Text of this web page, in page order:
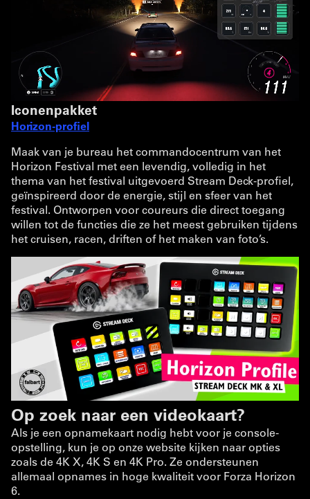
Iconenpakket
Horizon-profiel
Maak van je bureau het commandocentrum van het
Horizon Festival met een levendig, volledig in het
thema van het festival uitgevoerd Stream Deck-profiel,
geïnspireerd door de energie, stijl en sfeer van het
festival. Ontworpen voor coureurs die direct toegang
willen tot de functies die ze het meest gebruiken tijdens
het cruisen, racen, driften of het maken van foto’s.
Op zoek naar een videokaart?
Als je een opnamekaart nodig hebt voor je console-
opstelling, kun je op onze website kijken naar opties
zoals de 4K X, 4K S en 4K Pro. Ze ondersteunen
allemaal opnames in hoge kwaliteit voor Forza Horizon
6.